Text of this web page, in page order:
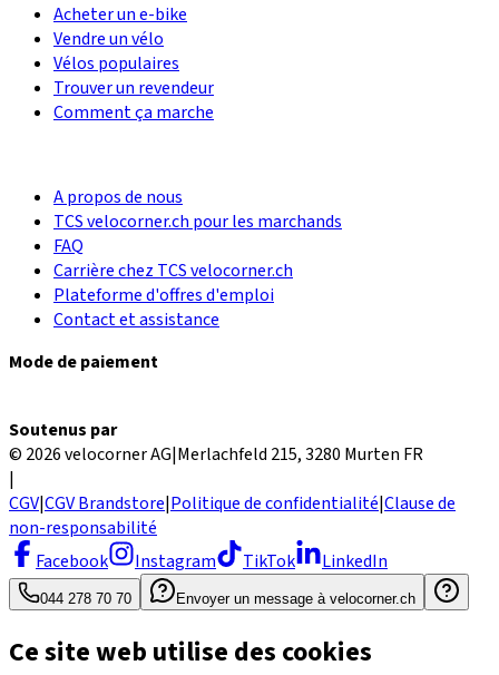
Acheter un e-bike
Vendre un vélo
Vélos populaires
Trouver un revendeur
Comment ça marche
A propos de nous
TCS velocorner.ch pour les marchands
FAQ
Carrière chez TCS velocorner.ch
Plateforme d'offres d'emploi
Contact et assistance
Mode de paiement
Soutenus par
© 2026 velocorner AG|Merlachfeld 215, 3280 Murten FR
|
CGV|CGV Brandstore|Politique de confidentialité|Clause de
non-responsabilité
Facebook
Instagram TikTok LinkedIn
044 278 70 70 Envoyer un message à velocorner.ch
Ce site web utilise des cookies